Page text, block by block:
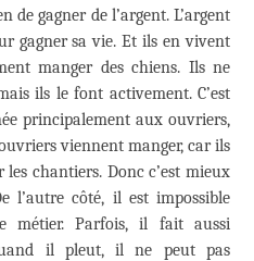
de gagner de l’argent. L’argent
gagner sa vie. Et ils en vivent
manger des chiens. Ils ne
ils le font activement. C’est
principalement aux ouvriers,
viennent manger, car ils
chantiers. Donc c’est mieux
l’autre côté, il est impossible
Parfois, il fait aussi
il pleut, il ne peut pas